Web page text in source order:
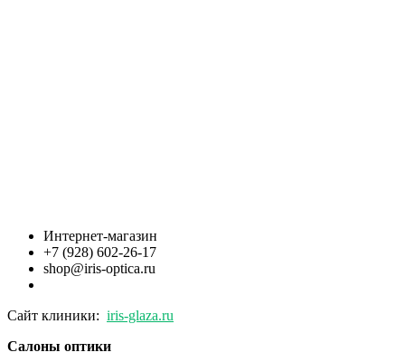
Интернет-магазин
+7 (928) 602-26-17
shop@iris-optica.ru
Сайт клиники: iris-glaza.ru
Салоны оптики